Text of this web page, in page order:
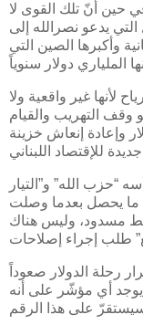
حين أنّ تلك القوى لا
يدعو نصرالله إلى
وأكبرها الصين التي
لأنها غير واقعية ولا
وقف التهريب والقيام
وإعادة إنعاش خزينة
“حزب الله” و”التيار
ما يحصل بعدما وصلت
مسدود، وليس هناك
رحلة الدولار صعوداً
يوجد أي مؤشّر على أنه